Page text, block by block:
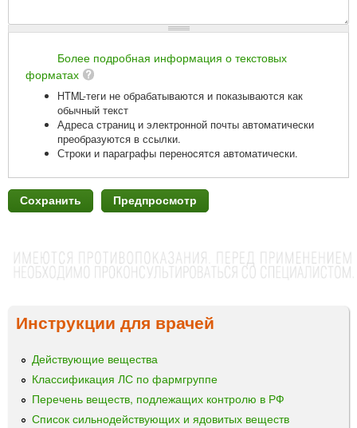
Более подробная информация о текстовых
форматах
HTML-теги не обрабатываются и показываются как
обычный текст
Адреса страниц и электронной почты автоматически
преобразуются в ссылки.
Строки и параграфы переносятся автоматически.
Инструкции для врачей
Действующие вещества
Классификация ЛС по фармгруппе
Перечень веществ, подлежащих контролю в РФ
Список сильнодействующих и ядовитых веществ